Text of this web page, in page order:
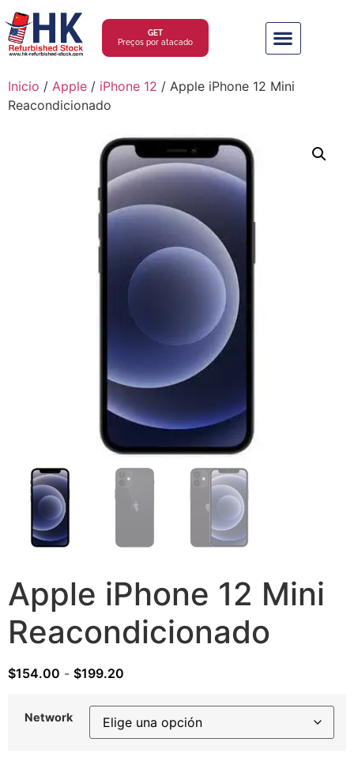
GET
Preços por atacado
Inicio / Apple / iPhone 12 / Apple iPhone 12 Mini
Reacondicionado
Apple iPhone 12 Mini
Reacondicionado
$154.00 - $199.20
Network